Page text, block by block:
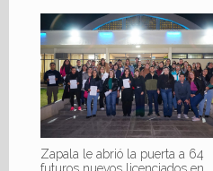
Zapala le abrió la puerta a 64